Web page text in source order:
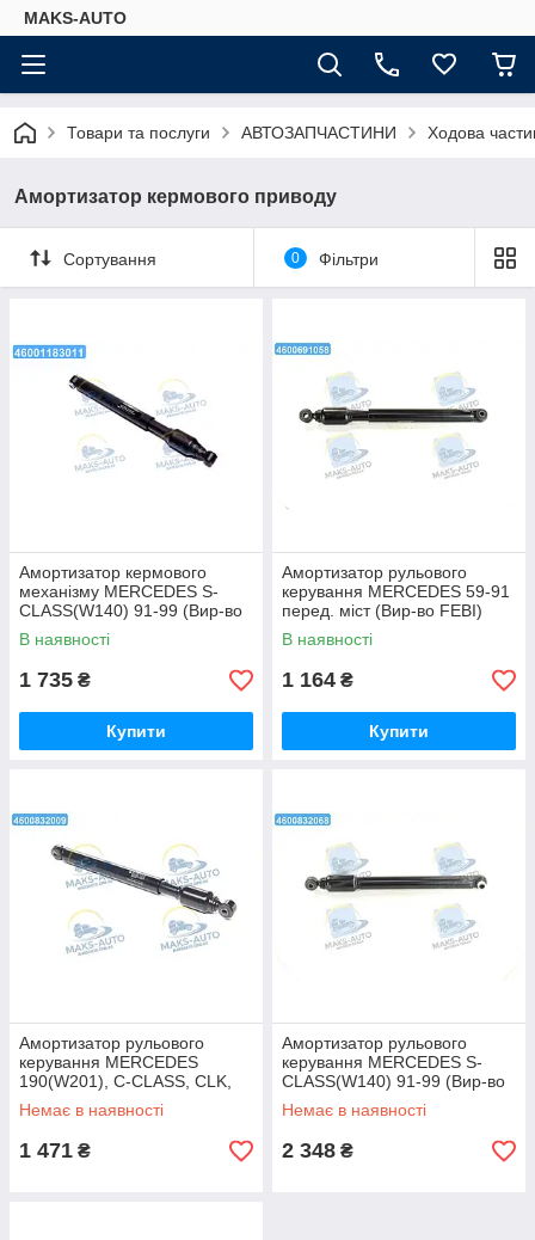
MAKS-AUTO
Товари та послуги АВТОЗАПЧАСТИНИ Ходова
Амортизатор кермового приводу
Сортування 0 Фільтри
Амортизатор кермового
механізму MERCEDES S-
CLASS(W140) 91-99 (Вир-во
MEYLE) 026 827 2000 UA56
В наявності
1 735 ₴
Купити
Амортизатор рульового
керування MERCEDES 59-91
перед. міст (Вир-во FEBI)
01263 UA56
В наявності
1 164 ₴
Купити
Амортизатор рульового
керування MERCEDES
190(W201), C-CLASS, CLK,
SLK 82-04 (Вир-во FEBI)
01261 UA46
Немає в наявності
1 471 ₴
Амортизатор рульового
керування MERCEDES S-
CLASS(W140) 91-99 (Вир-во
FEBI) 27572 UA46
Немає в наявності
2 348 ₴